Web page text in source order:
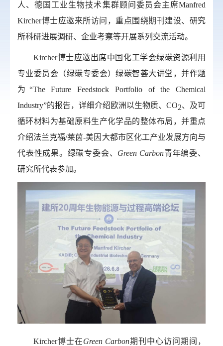
人、德国工业生物技术集群顾问委员会主席Manfred
Kircher博士应邀来所访问，重点围绕期刊建设、研究
所科研进展调研、企业考察等开展系列交流活动。
Kircher博士应邀出席中国化工学会绿碳资源利用
专业委员会（绿碳专委会）绿碳智荟大讲堂，并作题
为“The Future Feedstock Portfolio of the Chemical
Industry”的报告，详细介绍欧洲以生物质、 CO2、及可
循环材料为基础原料生产化学品的整体布局，并重点
介绍法兰克福/莱茵-美因大都市区化工产业发展方向与
代表性成果。绿碳专委会、 Green Carbon青年编委、
研究所代表参加。
Kircher博士在Green Carbon期刊中心访问期间，